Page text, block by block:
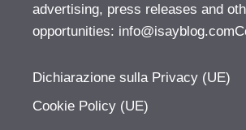
advertising, press releases and
opportunities:
Dichiarazione sulla Privacy (UE)
Cookie Policy (UE)